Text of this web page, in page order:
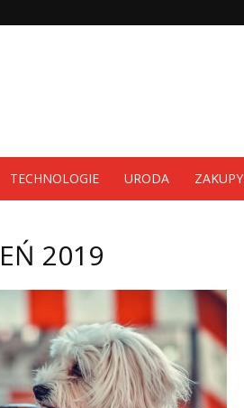
TECHNOLOGIE URODA ZAKUPY
2019